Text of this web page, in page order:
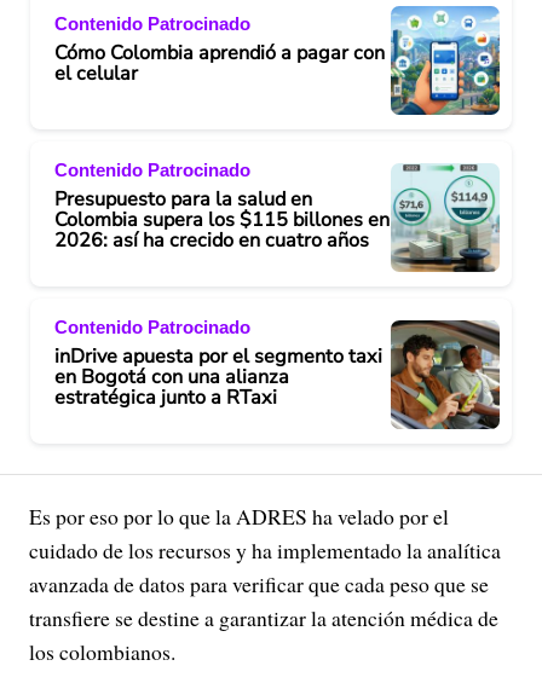
Contenido Patrocinado
Cómo Colombia aprendió a pagar con
el celular
Contenido Patrocinado
Presupuesto para la salud en
Colombia supera los $115 billones en
2026: así ha crecido en cuatro años
Contenido Patrocinado
inDrive apuesta por el segmento taxi
en Bogotá con una alianza
estratégica junto a RTaxi
Es por eso por lo que la ADRES ha velado por el
cuidado de los recursos y ha implementado la analítica
avanzada de datos para verificar que cada peso que se
transfiere se destine a garantizar la atención médica de
los colombianos.